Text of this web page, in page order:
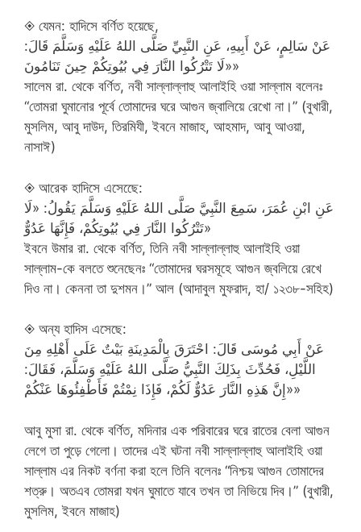
◈ যেমন: হাদিসে বর্ণিত হয়েছে,
عَنْ سَالِمٍ، عَنْ أَبِيهِ، عَنِ النَّبِيِّ صَلَّى اللهُ عَلَيْهِ وَسَلَّمَ قَالَ:
«لَا تَتْرُكُوا النَّارَ فِي بُيُوتِكُمْ حِينَ تَنَامُونَ»
সালেম রা. থেকে বর্ণিত, নবী সাল্লাল্লাহু আলাইহি ওয়া সাল্লাম বলেনঃ
“তোমরা ঘুমানোর পূর্বে তোমাদের ঘরে আগুন জ্বালিয়ে রেখো না।” (বুখারী,
মুসলিম, আবু দাউদ, তিরমিযী, ইবনে মাজাহ, আহমাদ, আবু আওয়া,
নাসাঈ)
◈ আরেক হাদিসে এসেছেে:
عَنِ ابْنِ عُمَرَ، سَمِعَ النَّبِيَّ صَلَّى اللهُ عَلَيْهِ وَسَلَّمَ يَقُولُ: «لَا
تَتْرُكُوا النَّارَ فِي بُيُوتِكُمْ، فَإِنَّهَا عَدُوٌّ»
ইবনে উমার রা. থেকে বর্ণিত, তিনি নবী সাল্লাল্লাহু আলাইহি ওয়া
সাল্লাম-কে বলতে শুনেছেনঃ “তোমাদের ঘরসমূহে আগুন জ্বলিয়ে রেখে
দিও না। কেননা তা দুশমন।” আল (আদাবুল মুফরাদ, হা/ ১২৩৮-সহিহ)
◈ অন্য হাদিস এসেছে:
عَنْ أَبِي مُوسَى قَالَ: احْتَرَقَ بِالْمَدِينَةِ بَيْتٌ عَلَى أَهْلِهِ مِنَ
اللَّيْلِ، فَحُدِّثَ بِذَلِكَ النَّبِيُّ صَلَّى اللهُ عَلَيْهِ وَسَلَّمَ، فَقَالَ:
«إِنَّ هَذِهِ النَّارَ عَدُوٌّ لَكُمْ، فَإِذَا نِمْتُمْ فَأَطْفِئُوهَا عَنْكُمْ»
আবু মুসা রা. থেকে বর্ণিত, মদিনার এক পরিবারের ঘরে রাতের বেলা আগুন
লেগে তা পুড়ে গেলো। তাদের এই ঘটনা নবী সাল্লাল্লাহু আলাইহি ওয়া
সাল্লাম এর নিকট বর্ণনা করা হলে তিনি বলেনঃ “নিশ্চয় আগুন তোমাদের
শত্রু। অতএব তোমরা যখন ঘুমাতে যাবে তখন তা নিভিয়ে দিব।” (বুখারী,
মুসলিম, ইবনে মাজাহ)